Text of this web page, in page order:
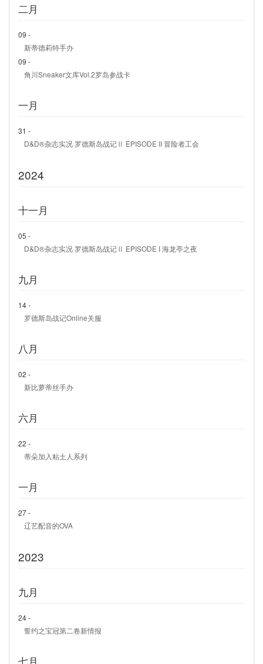
二月
09 -
新蒂德莉特手办
09 -
角川Sneaker文库Vol.2罗岛参战卡
一月
31 -
D&D®杂志实况 罗德斯岛战记Ⅱ EPISODE II 冒险者工会
2024
十一月
05 -
D&D®杂志实况 罗德斯岛战记Ⅱ EPISODE I 海龙亭之夜
九月
14 -
罗德斯岛战记Online关服
八月
02 -
新比萝蒂丝手办
六月
22 -
蒂朵加入粘土人系列
一月
27 -
辽艺配音的OVA
2023
九月
24 -
誓约之宝冠第二卷新情报